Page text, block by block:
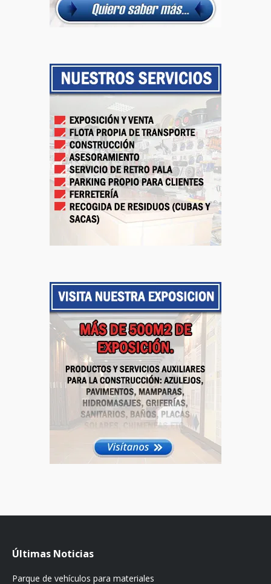
Últimas Noticias
Parque de vehículos para materiales